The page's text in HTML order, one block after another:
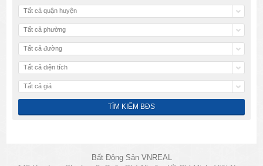
Tất cả quận huyện
Tất cả phường
Tất cả đường
Tất cả diện tích
Tất cả giá
Bất Động Sản VNREAL